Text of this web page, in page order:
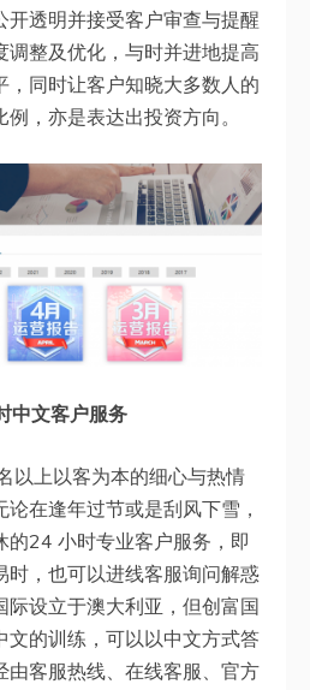
开透明并接受客户审查与提醒
调整及优化，与时并进地提高
，同时让客户知晓大多数人的
，亦是表达出投资方向。
中文客户服务
以上以客为本的细心与热情
在逢年过节或是刮风下雪，
的24 小时专业客户服务，即
时，也可以进线客服询问解惑
际设立于澳大利亚，但创富国
文的训练，可以以中文方式答
由客服热线、在线客服、官方